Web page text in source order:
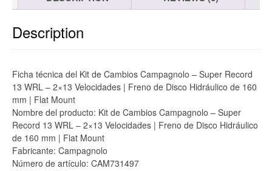
Description
Ficha técnica del Kit de Cambios Campagnolo – Super Record
13 WRL – 2×13 Velocidades | Freno de Disco Hidráulico de 160
mm | Flat Mount
Nombre del producto: Kit de Cambios Campagnolo – Super
Record 13 WRL – 2×13 Velocidades | Freno de Disco Hidráulico
de 160 mm | Flat Mount
Fabricante: Campagnolo
Número de artículo: CAM731497